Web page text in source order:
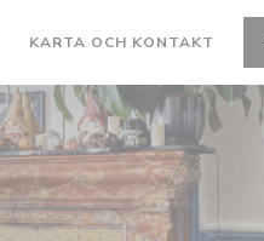
KARTA OCH KONTAKT